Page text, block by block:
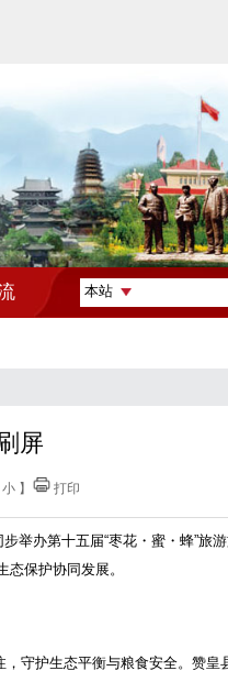
屏
小 】 打印
举办第十五届“枣花・蜜・蜂”旅
保护协同发展。
守护生态平衡与粮食安全。赞皇